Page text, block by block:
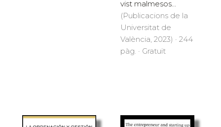
vist malmesos...
(Publicacions de la
Universitat de
València, 2023) · 244
pàg. · Gratuït